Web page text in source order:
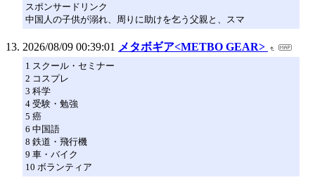
スポンサードリンク
中国人の子供が溺れ、周りに助けを乞う父親と、スマ
2026/08/09 00:39:01 メタボギア<METBO GEAR>
1 スクール・セミナー
2 コスプレ
3 科学
4 受験・勉強
5 癌
6 中国語
8 鉄道・飛行機
9 車・バイク
10 ボランティア